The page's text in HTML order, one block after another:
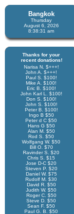
Bangkok
Thursday
August 6, 2026
8:38:32 am
Thanks for your
recent donations!
Narisa N. $+++!
John A. $+++!
Paul S. $100!
Mike A. $100!
Eric B. $100!
John Karl L. $100!
Don S. $100!
John S. $100!
Peter B. $100!
Ingo B $50
Peter d C $50
Hans G $50
Alan M. $50
Rod S. $50
Wolfgang W. $50
Bill O. $70
Ravinder S. $20
Chris S. $15
Jose D-C $20
Steven P. $20
Daniel W. $75
Rudolf M. $30
David R. $50
Judith W. $50
Roger C. $50
Steve D. $50
Sean F. $50
Paul G. B. $50